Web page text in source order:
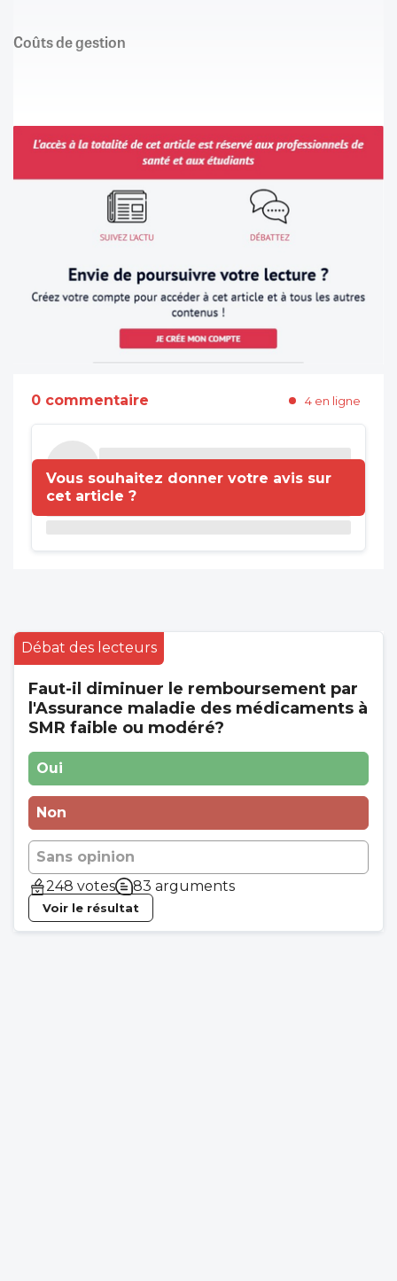
Coûts de gestion
0 commentaire 4 en ligne
Vous souhaitez donner votre avis sur
cet article ?
Débat des lecteurs
Faut-il diminuer le remboursement par
l'Assurance maladie des médicaments à
SMR faible ou modéré?
Oui
Non
Sans opinion
248 votes
83 arguments
Voir le résultat